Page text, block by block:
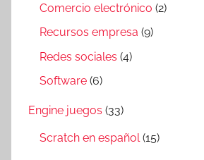
Comercio electrónico (2)
Recursos empresa (9)
Redes sociales (4)
Software (6)
Engine juegos (33)
Scratch en español(15)